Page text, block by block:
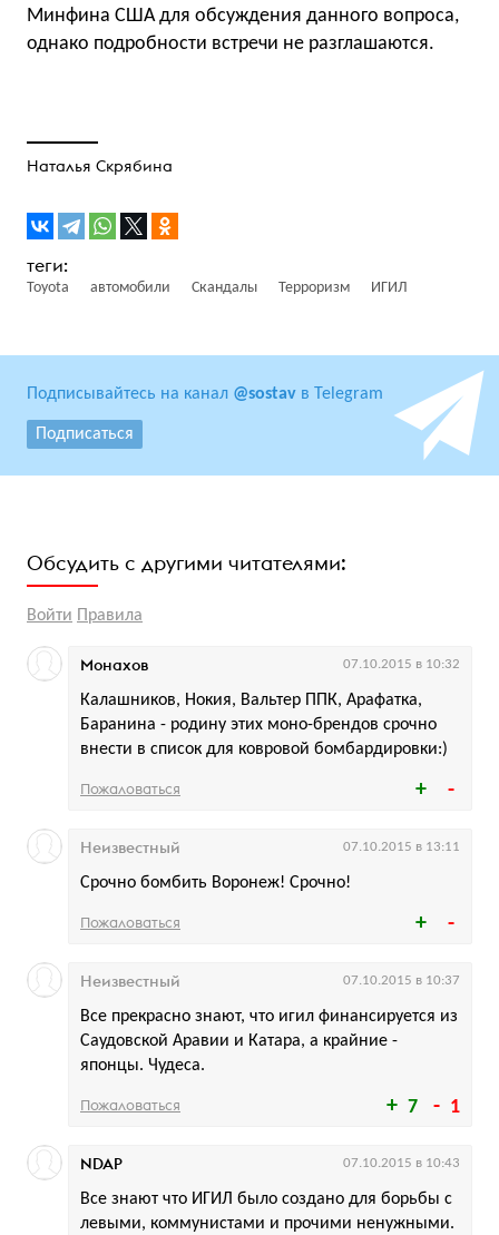
Минфина США для обсуждения данного вопроса,
однако подробности встречи не разглашаются.
Наталья Скрябина
Toyota автомобили Скандалы Терроризм ИГИЛ
Подписывайтесь на канал @sostav в Telegram
Подписаться
Обсудить с другими читателями:
Войти Правила
Калашников, Нокия, Вальтер ППК, Арафатка,
Баранина - родину этих моно-брендов срочно
внести в список для ковровой бомбардировки:)
Монахов 07.10.2015 в 10:32
Пожаловаться
Срочно бомбить Воронеж! Срочно!
Неизвестный 07.10.2015 в 13:11
Пожаловаться
7 1
Все прекрасно знают, что игил финансируется из
Саудовской Аравии и Катара, а крайние -
японцы. Чудеса.
Неизвестный 07.10.2015 в 10:37
Пожаловаться
Все знают что ИГИЛ было создано для борьбы с
левыми, коммунистами и прочими ненужными.
NDAP 07.10.2015 в 10:43